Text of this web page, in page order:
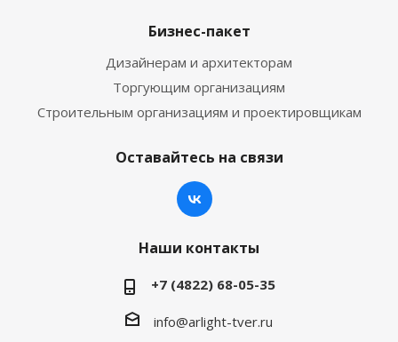
Бизнес-пакет
Дизайнерам и архитекторам
Торгующим организациям
Строительным организациям и проектировщикам
Оставайтесь на связи
Наши контакты
+7 (4822) 68-05-35
info@arlight-tver.ru